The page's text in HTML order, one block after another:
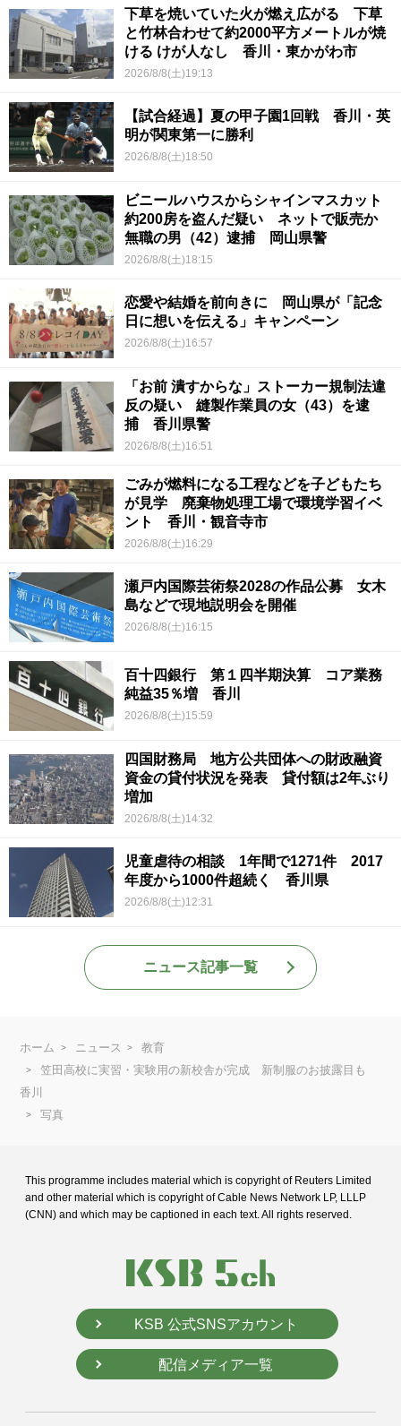
下草を焼いていた火が燃え広がる 下草
と竹林合わせて約2000平方メートルが焼
ける けが人なし 香川・東かがわ市
2026/8/8(土)19:13
【試合経過】夏の甲子園1回戦 香川・英
明が関東第一に勝利
2026/8/8(土)18:50
ビニールハウスからシャインマスカット
約200房を盗んだ疑い ネットで販売か
無職の男（42）逮捕 岡山県警
2026/8/8(土)18:15
恋愛や結婚を前向きに 岡山県が「記念
日に想いを伝える」キャンペーン
2026/8/8(土)16:57
「お前 潰すからな」ストーカー規制法違
反の疑い 縫製作業員の女（43）を逮
捕 香川県警
2026/8/8(土)16:51
ごみが燃料になる工程などを子どもたち
が見学 廃棄物処理工場で環境学習イベ
ント 香川・観音寺市
2026/8/8(土)16:29
瀬戸内国際芸術祭2028の作品公募 女木
島などで現地説明会を開催
2026/8/8(土)16:15
百十四銀行 第１四半期決算 コア業務
純益35％増 香川
2026/8/8(土)15:59
四国財務局 地方公共団体への財政融資
資金の貸付状況を発表 貸付額は2年ぶり
増加
2026/8/8(土)14:32
児童虐待の相談 1年間で1271件 2017
年度から1000件超続く 香川県
2026/8/8(土)12:31
ニュース記事一覧
ホーム ニュース
教育
笠田高校に実習・実験用の新校舎が完成 新制服のお披露目も
香川
写真
This programme includes material which is copyright of Reuters Limited
and other material which is copyright of Cable News Network LP, LLLP
(CNN) and which may be captioned in each text. All rights reserved.
KSB 公式SNSアカウント
配信メディア一覧